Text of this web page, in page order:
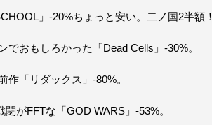
」-20%ちょっと安い。二ノ国2半額！
でおもしろかった「Dead Cells」-30%。
作「リダックス」-80%。
がFFTな「GOD WARS」-53%。